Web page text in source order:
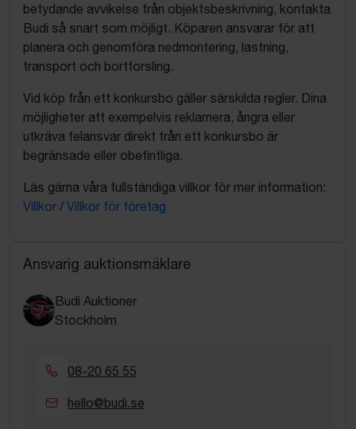
betydande avvikelse från objektsbeskrivning, kontakta
Budi så snart som möjligt. Köparen ansvarar för att
planera och genomföra nedmontering, lastning,
transport och bortforsling.
Vid köp från ett konkursbo gäller särskilda regler. Dina
möjligheter att exempelvis reklamera, ångra eller
utkräva felansvar direkt från ett konkursbo är
begränsade eller obefintliga.
Läs gärna våra fullständiga villkor för mer information:
Villkor / Villkor för företag
Ansvarig auktionsmäklare
Budi Auktioner
Stockholm
08-20 65 55
hello@budi.se